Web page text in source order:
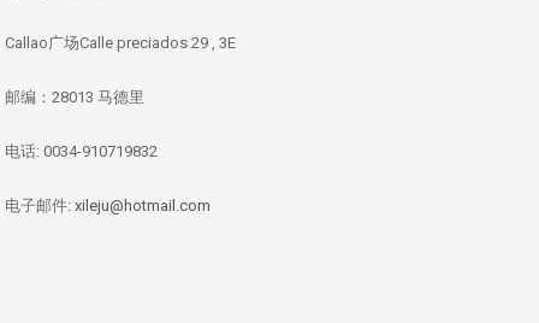
Callao广场Calle preciados 29 , 3E
邮编：28013 马德里
电话: 0034-910719832
电子邮件: xileju@hotmail.com